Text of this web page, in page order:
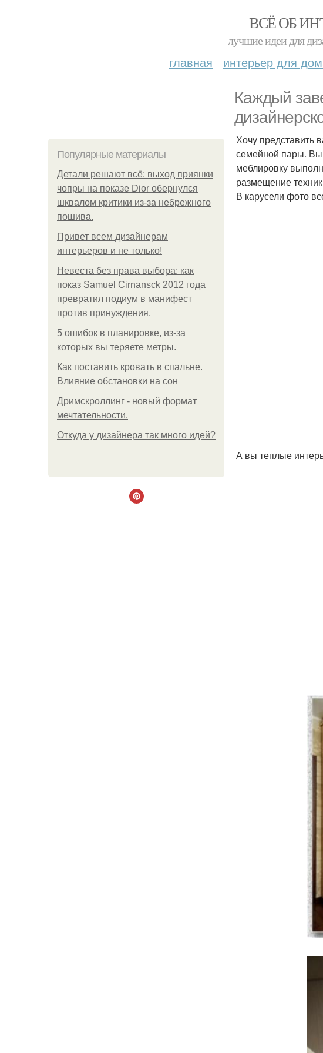
ВСЁ ОБ
лучшие идеи для
главная интерьер для
Каждый
Популярные материалы
Детали решают всё: выход приянки
чопры на показе Dior обернулся
шквалом критики из-за небрежного
пошива.
Привет всем дизайнерам
интерьеров и не только!
Невеста без права выбора: как
показ Samuel Cirnansck 2012 года
превратил подиум в манифест
против принуждения.
5 ошибок в планировке, из-за
которых вы теряете метры.
Как поставить кровать в спальне.
Влияние обстановки на сон
Дримскроллинг - новый формат
мечтательности.
Откуда у дизайнера так много идей?
Хочу представить
семейной пары.
меблировку
размещение
В карусели фото
А вы теплые